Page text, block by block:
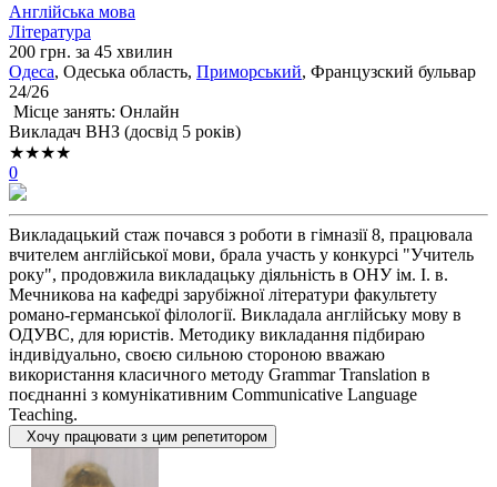
Англійська мова
Література
200 грн. за 45 хвилин
Одеса, Одеська область, Приморський, Французский бульвар
24/26
Місце занять: Онлайн
Викладач ВНЗ (досвід 5 років)
★★★★
0
Викладацький стаж почався з роботи в гімназії 8, працювала
вчителем англійської мови, брала участь у конкурсі "Учитель
року", продовжила викладацьку діяльність в ОНУ ім. І. в.
Мечникова на кафедрі зарубіжної літератури факультету
романо-германської філології. Викладала англійську мову в
ОДУВС, для юристів. Методику викладання підбираю
індивідуально, своєю сильною стороною вважаю
використання класичного методу Grammar Translation в
поєднанні з комунікативним Communicative Language
Teaching.
Хочу працювати з цим репетитором